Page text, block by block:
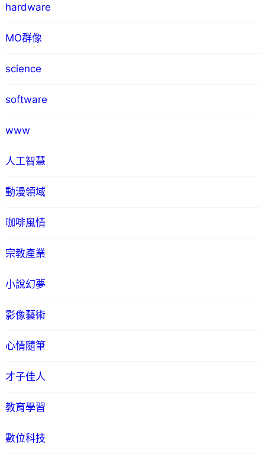
hardware
MO群像
science
software
www
人工智慧
動漫領域
咖啡風情
宗教產業
小說幻夢
影像藝術
心情隨筆
才子佳人
教育學習
數位科技